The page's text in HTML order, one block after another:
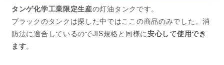
タンゲ化学工業限定生産の灯油タンクです。
ブラックのタンクは探した中ではここの商品のみでした。消
防法に適合しているのでJIS規格と同様に安心して使用でき
ます。